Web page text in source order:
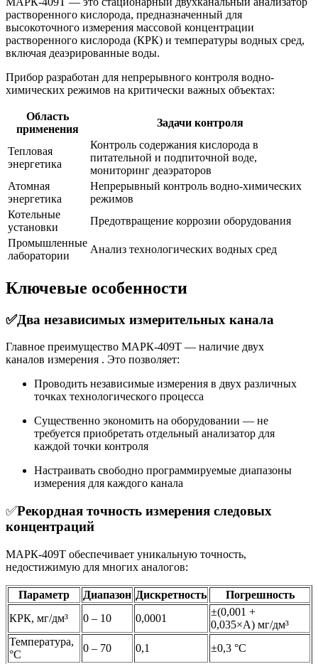
растворенного кислорода, предназначенный для
высокоточного измерения массовой концентрации
растворенного кислорода (КРК) и температуры водных сред,
включая деаэрированные воды.
Прибор разработан для непрерывного контроля водно-
химических режимов на критически важных объектах:
Область
применения
Задачи контроля
Тепловая
энергетика
Контроль содержания кислорода в
питательной и подпиточной воде,
мониторинг деаэраторов
Атомная
энергетика
Непрерывный контроль водно-химических
режимов
Котельные
установки
Предотвращение коррозии оборудования
Промышленные
лаборатории
Анализ технологических водных сред
Ключевые особенности
✅Два независимых измерительных канала
Главное преимущество МАРК-409Т — наличие двух
каналов измерения . Это позволяет:
Проводить независимые измерения в двух различных
точках технологического процесса
Существенно экономить на оборудовании — не
требуется приобретать отдельный анализатор для
каждой точки контроля
Настраивать свободно программируемые диапазоны
измерения для каждого канала
✅Рекордная точность измерения следовых
концентраций
МАРК-409Т обеспечивает уникальную точность,
недостижимую для многих аналогов:
Параметр Диапазон Дискретность
Погрешность
КРК, мг/дм³
0 – 10 0,0001
±(0,001 +
0,035×А) мг/дм³
Температура,
°C
0 – 70 0,1 ±0,3 °C